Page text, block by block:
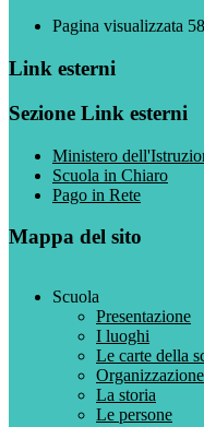
Pagina visualizzata
Link esterni
Sezione Link esterni
Ministero
Scuola in Chiaro
Pago in Rete
Mappa del sito
Scuola
Presentazione
I luoghi
Le carte della
Organizzazione
La storia
Le persone